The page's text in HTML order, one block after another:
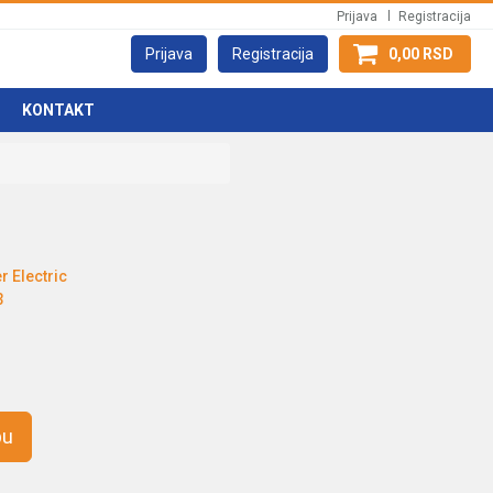
Prijava Registracija
Prijava Registracija 0,00 RSD
KONTAKT
Electric